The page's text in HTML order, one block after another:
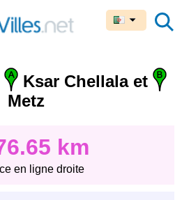
Ksar Chellala et
Metz
km
en ligne droite